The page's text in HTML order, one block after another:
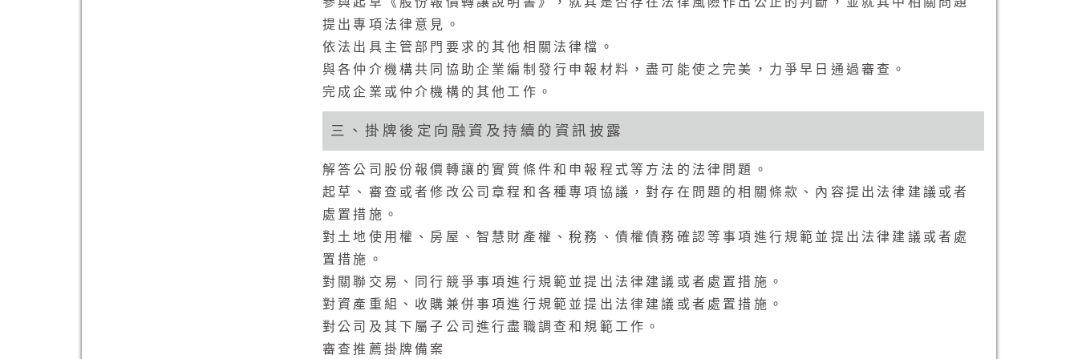
提出專項法律意見。
依法出具主管部門要求的其他相關法律檔。
與各仲介機構共同協助企業編制發行申報材料，盡可能使之完美，力爭早日通過審查。
完成企業或仲介機構的其他工作。
三、掛牌後定向融資及持續的資訊披露
解答公司股份報價轉讓的實質條件和申報程式等方法的法律問題。
起草、審查或者修改公司章程和各種專項協議，對存在問題的相關條款、內容提出法律建議或者
處置措施。
對土地使用權、房屋、智慧財產權、稅務、債權債務確認等事項進行規範並提出法律建議或者處
置措施。
對關聯交易、同行競爭事項進行規範並提出法律建議或者處置措施。
對資產重組、收購兼併事項進行規範並提出法律建議或者處置措施。
對公司及其下屬子公司進行盡職調查和規範工作。
審查推薦掛牌備案